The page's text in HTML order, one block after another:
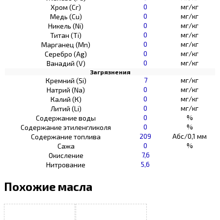
Хром (Сг)
0
мг/кг
Медь (Cu)
0
мг/кг
Никель (Ni)
0
мг/кг
Титан (Ti)
0
мг/кг
Марганец (Mn)
0
мг/кг
Серебро (Ag)
0
мг/кг
Ванадий (V)
0 мг/кг
Загрязнения
Кремний (Si) 7
мг/кг
Натрий (Na)
0
мг/кг
Калий (К)
0
мг/кг
Литий (Li)
0
мг/кг
Содержание воды
0
%
Содержание этиленгликоля
0
%
Содержание топлива
209
Абс/0,1 мм
Сажа
0
%
Окисление
7,6
Нитрование
5,6
Похожие масла